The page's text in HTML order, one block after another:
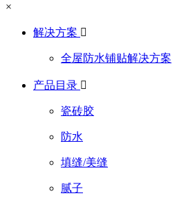
×
解决方案 
全屋防水铺贴解决方案
产品目录 
瓷砖胶
防水
填缝/美缝
腻子